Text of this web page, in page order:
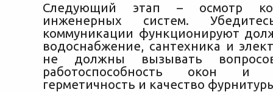
Следующий этап – осмотр
инженерных систем.
коммуникации функционируют
водоснабжение, сантехника и
не должны вызывать
работоспособность окон
герметичность и качество